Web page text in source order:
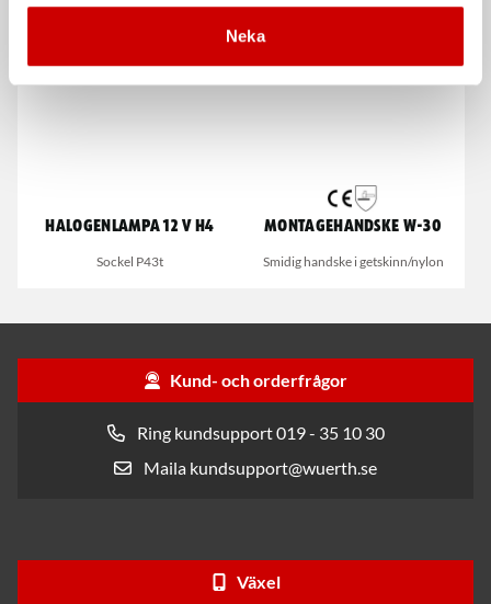
Neka
Halogenlampa 12 V H4
Sockel P43t
Montagehandske W-30
Smidig handske i getskinn/nylon
Kund- och orderfrågor
Ring kundsupport 019 - 35 10 30
Maila kundsupport@wuerth.se
Växel